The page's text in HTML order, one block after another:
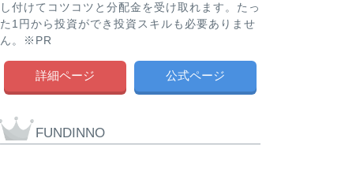
し付けてコツコツと分配金を受け取れます。たっ
た1円から投資ができ投資スキルも必要ありませ
ん。※PR
詳細ページ 公式ページ
FUNDINNO